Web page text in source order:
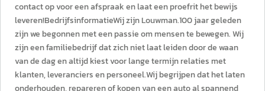
contact op voor een afspraak en laat een proefrit het bewijs
leveren!BedrijfsinformatieWij zijn Louwman.100 jaar geleden
zijn we begonnen met een passie om mensen te bewegen. Wij
zijn een familiebedrijf dat zich niet laat leiden door de waan
van de dag en altijd kiest voor lange termijn relaties met
klanten, leveranciers en personeel.Wij begrijpen dat het laten
onderhouden, repareren of kopen van een auto al spannend